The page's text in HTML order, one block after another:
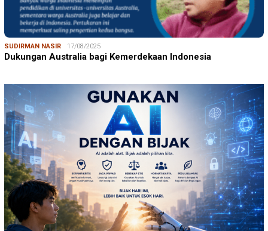
SUDIRMAN NASIR 17/08/2025
Dukungan Australia bagi Kemerdekaan Indonesia